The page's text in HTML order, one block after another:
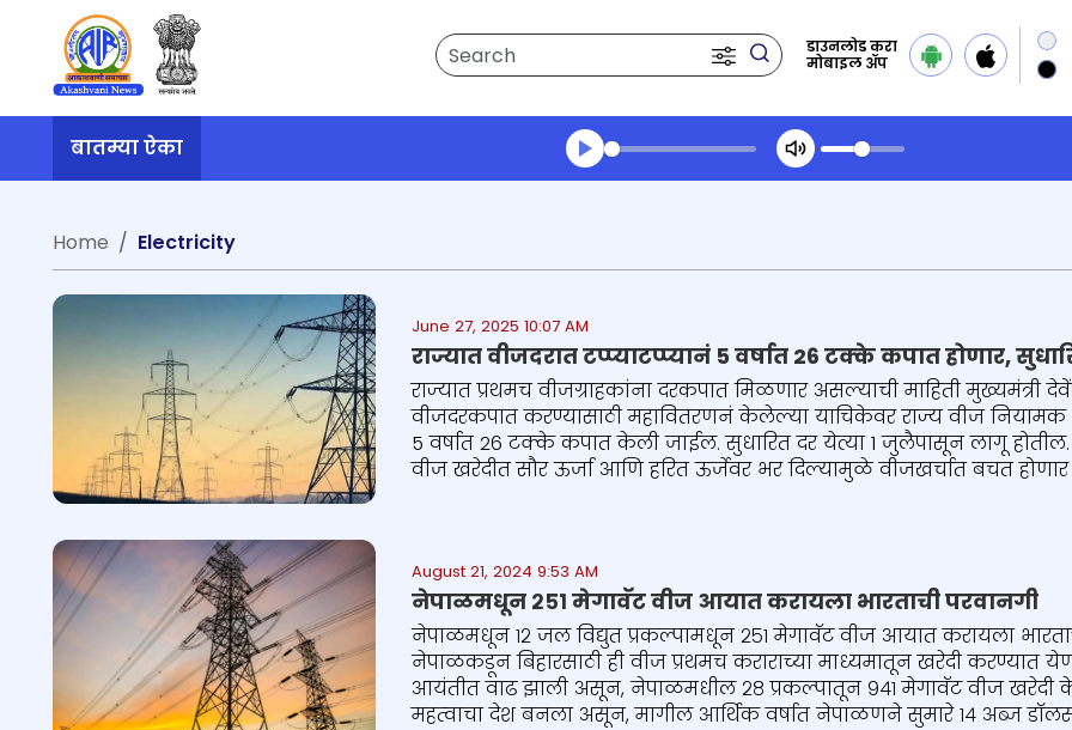
Search
डाउनलोड करा
मोबाइल ॲप
बातम्या ऐका
Transcript summary
Home
Electricity
June 27, 2025 10:07 AM
राज्यात वीजदरात टप्प्याटप्प्यानं 5 वर्षात 26 टक्के कपात होणार,
राज्यात प्रथमच वीजग्राहकांना दरकपात मिळणार असल्याची माहिती मुख्यमंत्री
वीजदरकपात करण्यासाठी महावितरणनं केलेल्या याचिकेवर राज्य वीज नियामक
5 वर्षात 26 टक्के कपात केली जाईल. सुधारित दर येत्या 1 जुलैपासून लागू
वीज खरेदीत सौर ऊर्जा आणि हरित ऊर्जेवर भर दिल्यामुळे वीजखर्चात बचत
August 21, 2024 9:53 AM
नेपाळमधून २५१ मेगावॅट वीज आयात करायला भारताची परवानगी
नेपाळमधून १२ जल विद्युत प्रकल्पामधून २५१ मेगावॅट वीज आयात करायला
नेपाळकडून बिहारसाठी ही वीज प्रथमच कराराच्या माध्यमातून खरेदी
आयंतीत वाढ झाली असून, नेपाळमधील २८ प्रकल्पातून ९४१ मेगावॅट वीज खरेदी
महत्वाचा देश बनला असून, मागील आर्थिक वर्षात नेपाळणने सुमारे १४ अब्ज